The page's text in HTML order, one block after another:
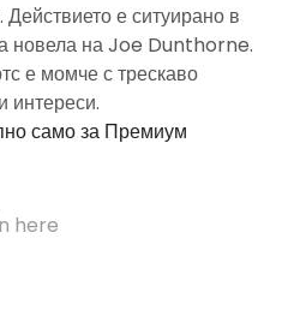
е ситуирано в
новела на Joe Dunthorne.
е момче с трескаво
интереси.
само за Премиум
here